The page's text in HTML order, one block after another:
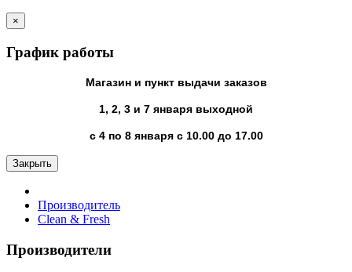
×
График работы
Магазин и пункт выдачи заказов
1, 2, 3 и 7 января выходной
с 4 по 8 января с 10.00 до 17.00
Закрыть
Производитель
Clean & Fresh
Производители